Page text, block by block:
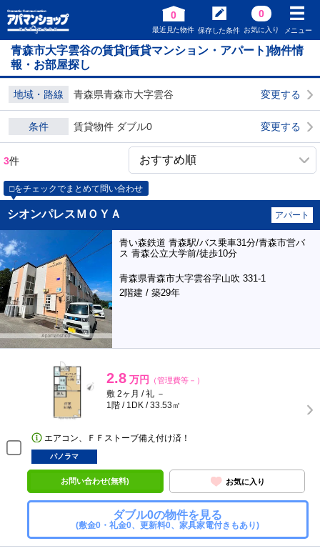
0
最近見た物件 保存した条件
0
お気に入り メニュー
青森市大字雲谷の賃貸[賃貸マンション・アパート]物件情
報・お部屋探し
地域・路線 青森県青森市大字雲谷 変更する
条件 賃貸物件 ダブル0 変更する
3件
□をチェックでまとめて問い合わせ
シオンパレスＭＯＹＡ アパート
青い森鉄道 青森駅/バス乗車31分/青森市営バ
ス 青森公立大学前/徒歩10分
青森県青森市大字雲谷字山吹 331-1
2階建 / 築29年
2.8 万円 （管理費等－）
敷 2ヶ月 / 礼 －
1階 / 1DK / 33.53㎡
エアコン、ＦＦストーブ備え付け済！
パノラマ
お問い合わせ(無料) お気に入り
ダブル0の物件を見る
(敷金0・礼金0、更新料0、家具家電付きもあり)